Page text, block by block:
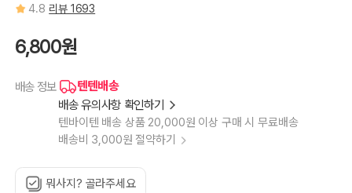
4.8 리뷰 1693
6,800원
배송 정보
텐텐배송
배송 유의사항 확인하기
텐바이텐 배송 상품 20,000원 이상 구매 시 무료배송
배송비 3,000원 절약하기
뭐사지? 골라주세요